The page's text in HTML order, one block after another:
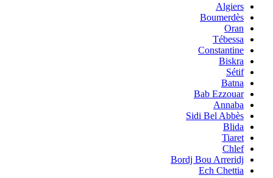
Algiers
Boumerdès
Oran
Tébessa
Constantine
Biskra
Sétif
Batna
Bab Ezzouar
Annaba
Sidi Bel Abbès
Blida
Tiaret
Chlef
Bordj Bou Arreridj
Ech Chettia